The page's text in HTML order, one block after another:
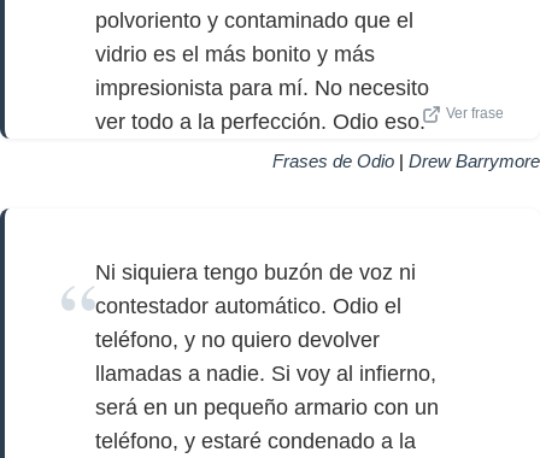
polvoriento y contaminado que el
vidrio es el más bonito y más
impresionista para mí. No necesito
ver todo a la perfección. Odio eso.
Ver frase
Frases de Odio | Drew Barrymore
Ni siquiera tengo buzón de voz ni
contestador automático. Odio el
teléfono, y no quiero devolver
llamadas a nadie. Si voy al infierno,
será en un pequeño armario con un
teléfono, y estaré condenado a la